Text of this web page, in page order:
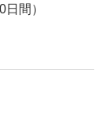
間）